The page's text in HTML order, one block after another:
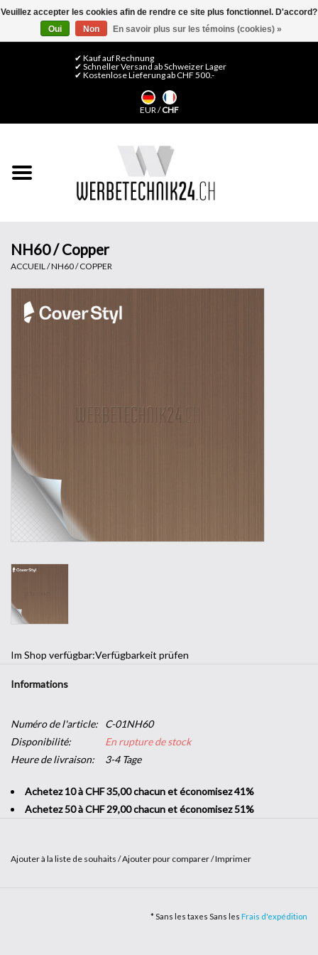
0 Articles - CHF 0,00
✔ Kauf auf Rechnung
✔ Schneller Versand ab Schweizer Lager
✔ Kostenlose Lieferung ab CHF 500.-
EUR/CHF
Films de décoration
Finitions & Montage
NH60 / Copper
ACCUEIL /NH60 / COPPER
Im Shop verfügbar:Verfügbarkeit prüfen
Informations
Numéro de l'article:
C-01NH60
Disponibilité:
En rupture de stock
Heure de livraison:
3-4 Tage
Achetez 10 à CHF 35,00 chacun et économisez 41%
Achetez 50 à CHF 29,00 chacun et économisez 51%
Ajouter à la liste de souhaits /Ajouter pour comparer/Imprimer
* Sans les taxes Sans les Frais d'expédition
Veuillez accepter les cookies afin de rendre ce site plus fonctionnel. D'accord?
Oui
Non En savoir plus sur les témoins (cookies) »